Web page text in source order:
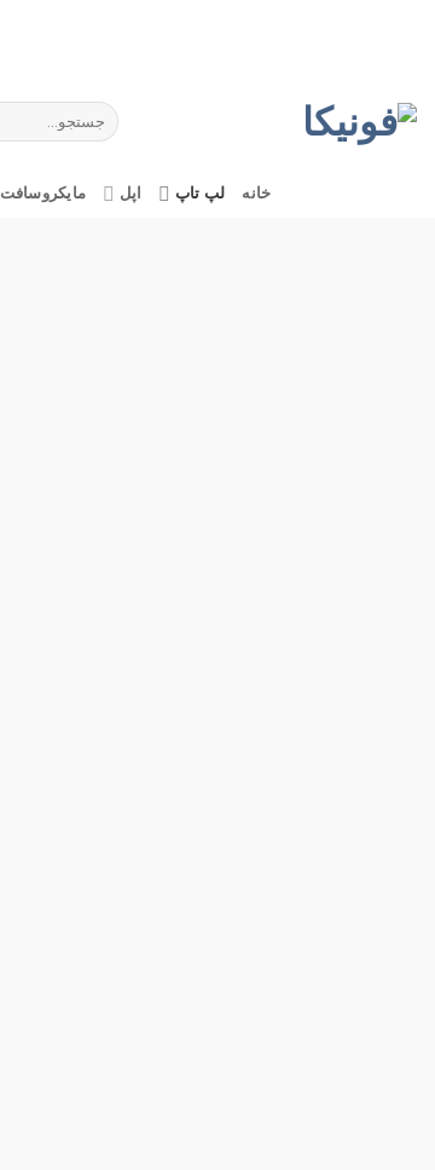
جستجو
برای:
خانه لپ تاپ اپل مایکروسافت